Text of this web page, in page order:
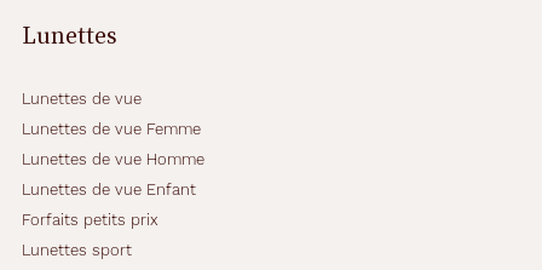
Lunettes
Lunettes de vue
Lunettes de vue Femme
Lunettes de vue Homme
Lunettes de vue Enfant
Forfaits petits prix
Lunettes sport